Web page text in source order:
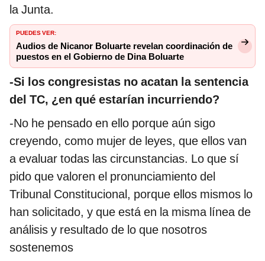
la Junta.
PUEDES VER:
Audios de Nicanor Boluarte revelan coordinación de
puestos en el Gobierno de Dina Boluarte
-Si los congresistas no acatan la sentencia
del TC, ¿en qué estarían incurriendo?
-No he pensado en ello porque aún sigo
creyendo, como mujer de leyes, que ellos van
a evaluar todas las circunstancias. Lo que sí
pido que valoren el pronunciamiento del
Tribunal Constitucional, porque ellos mismos lo
han solicitado, y que está en la misma línea de
análisis y resultado de lo que nosotros
sostenemos